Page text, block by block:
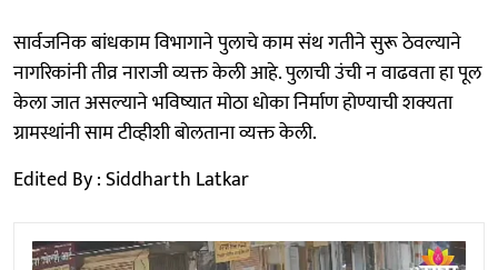
सार्वजनिक बांधकाम विभागाने पुलाचे काम संथ गतीने सुरू ठेवल्याने
नागरिकांनी तीव्र नाराजी व्यक्त केली आहे. पुलाची उंची न वाढवता हा पूल
केला जात असल्याने भविष्यात मोठा धोका निर्माण होण्याची शक्यता
ग्रामस्थांनी साम टीव्हीशी बाेलताना व्यक्त केली.
Edited By : Siddharth Latkar